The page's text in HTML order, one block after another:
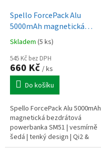
Spello ForcePack Alu
5000mAh magnetická
bezdrátová powerbanka
SM51 | vesmírně šedá
Skladem (5 ks)
545 Kč bez DPH
660 Kč / ks
Do košíku
Spello ForcePack Alu 5000mAh
magnetická bezdrátová
powerbanka SM51 | vesmírně
šedá | tenký design | Qi2 &
MagSafe kompatibilní